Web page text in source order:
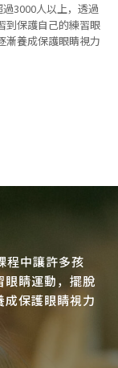
3000人以上，透過
到保護自己的練習眼
漸養成保護眼睛視力
程中讓許多孩
眼睛運動，擺脫
保護眼睛視力